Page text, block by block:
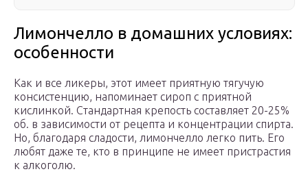
Лимончелло в домашних условиях:
особенности
Как и все ликеры, этот имеет приятную тягучую
консистенцию, напоминает сироп с приятной
кислинкой. Стандартная крепость составляет 20-25%
об. в зависимости от рецепта и концентрации спирта.
Но, благодаря сладости, лимончелло легко пить. Его
любят даже те, кто в принципе не имеет пристрастия
к алкоголю.